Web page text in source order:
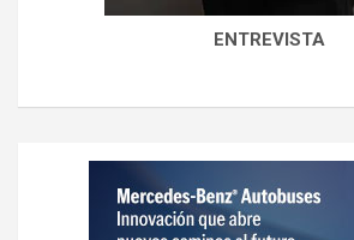
ENTREVISTA